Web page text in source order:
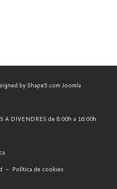
by Shape5.com Joomla
A DIVENDRES de 8:00h a 16:00h
- Política de cookies